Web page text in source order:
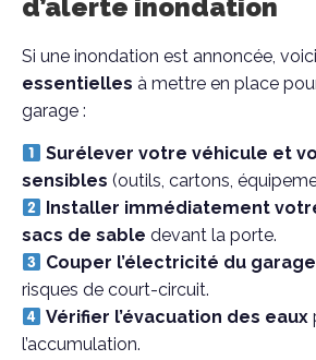
d’alerte inondation
Si une inondation est annoncée,
essentielles à mettre en place
garage :
Surélever votre véhicule et
sensibles (outils, cartons,
Installer immédiatement
sacs de sable devant la porte.
Couper l’électricité du garage
risques de court-circuit.
Vérifier l’évacuation des eaux
l’accumulation.